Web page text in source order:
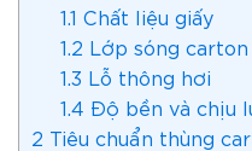
1.1 Chất liệu giấy
1.2 Lớp sóng carton
1.3 Lỗ thông hơi
1.4 Độ bền và chịu
2 Tiêu chuẩn thùng